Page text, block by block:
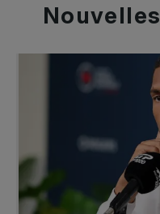
Nouvelles